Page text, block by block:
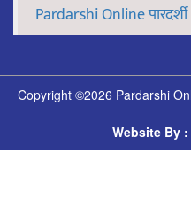
Pardarshi Online
Copyright ©2026 Pardarshi
Website By :